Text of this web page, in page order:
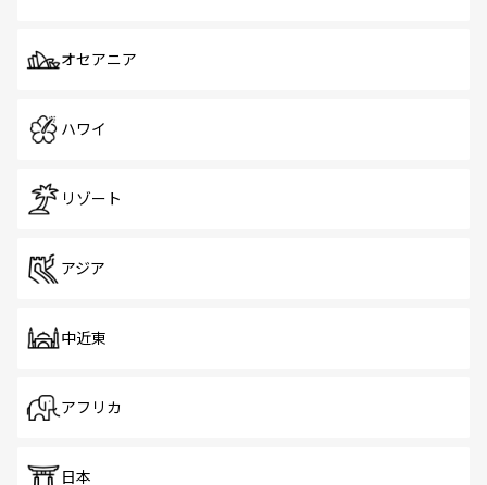
オセアニア
ハワイ
リゾート
アジア
中近東
アフリカ
日本